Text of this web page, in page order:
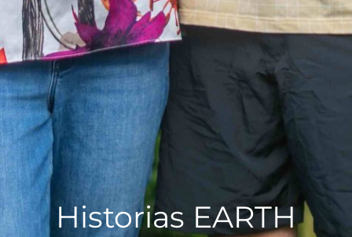
Historias EARTH